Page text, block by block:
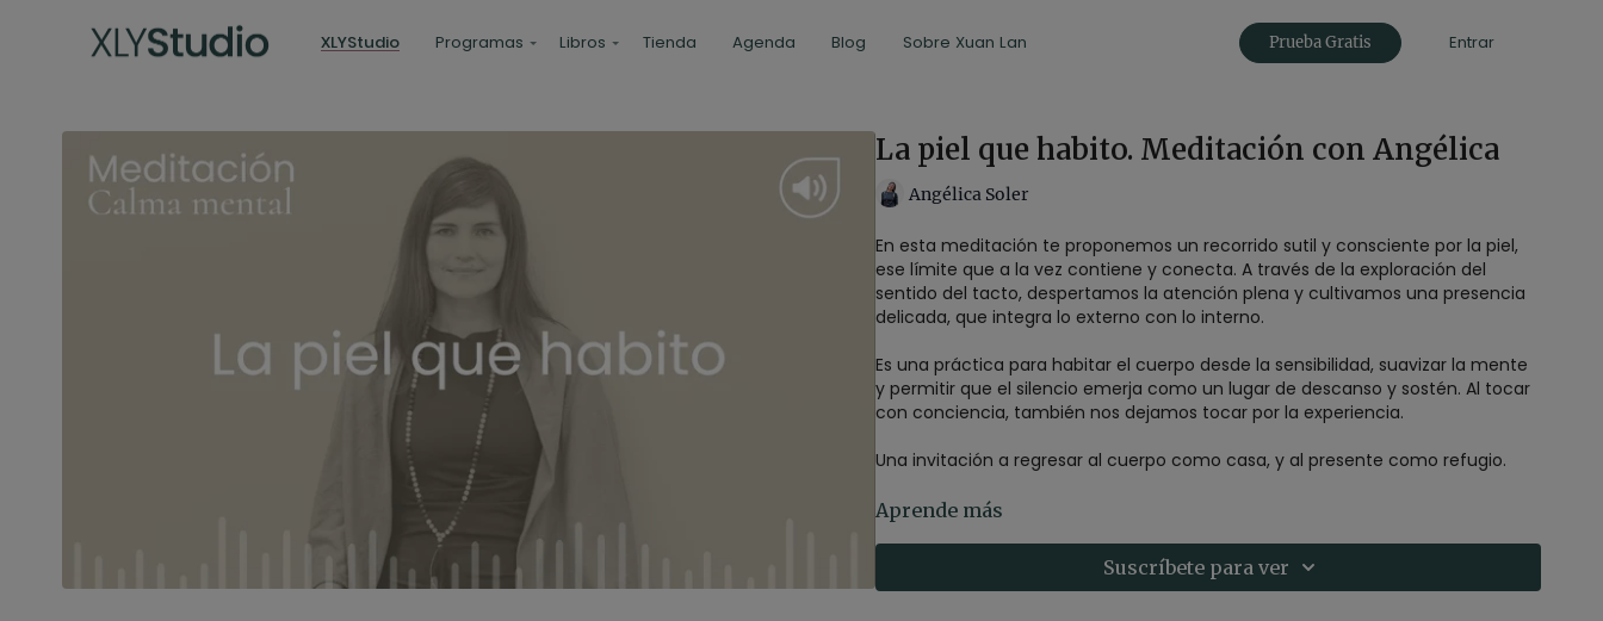
XLYStudio Programas Libros Tienda Agenda Blog Sobre Xuan Lan Prueba Gratis Entrar
La piel que habito. Meditación con Angélica
Angélica Soler
En esta meditación te proponemos un recorrido sutil y consciente por la piel,
ese límite que a la vez contiene y conecta. A través de la exploración del
sentido del tacto, despertamos la atención plena y cultivamos una presencia
delicada, que integra lo externo con lo interno.
Es una práctica para habitar el cuerpo desde la sensibilidad, suavizar la mente
y permitir que el silencio emerja como un lugar de descanso y sostén. Al tocar
con conciencia, también nos dejamos tocar por la experiencia.
Una invitación a regresar al cuerpo como casa, y al presente como refugio.
Estilo: calma mental
: adopta una postura cómoda.
Aprende más
Suscríbete para ver